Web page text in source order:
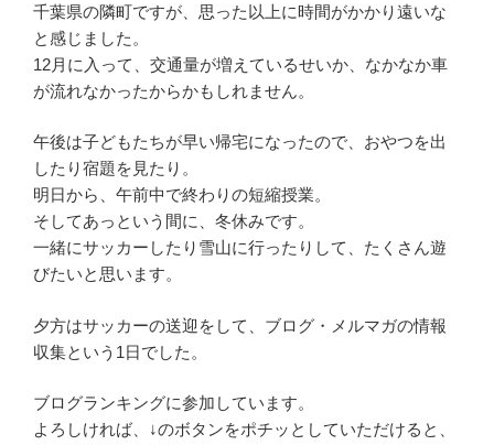
千葉県の隣町ですが、思った以上に時間がかかり遠いな
と感じました。
12月に入って、交通量が増えているせいか、なかなか車
が流れなかったからかもしれません。
午後は子どもたちが早い帰宅になったので、おやつを出
したり宿題を見たり。
明日から、午前中で終わりの短縮授業。
そしてあっという間に、冬休みです。
一緒にサッカーしたり雪山に行ったりして、たくさん遊
びたいと思います。
夕方はサッカーの送迎をして、ブログ・メルマガの情報
収集という1日でした。
ブログランキングに参加しています。
よろしければ、↓のボタンをポチッとしていただけると、